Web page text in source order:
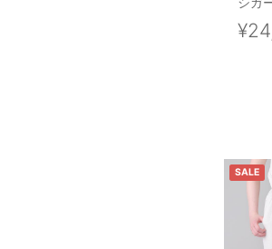
SALE